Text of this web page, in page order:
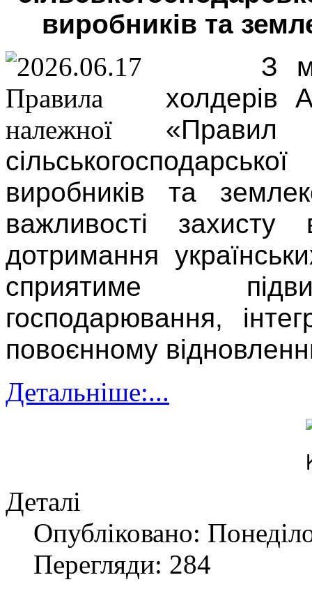
виробників та
З
холдерів
виробників та
важливості
дотримання
сприятиме
господарювання,
повоєнному
Детальніше:...
Деталі
Опубліковано:
Перегляди: 284